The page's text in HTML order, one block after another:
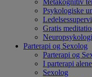
Metakognitiv
Psykologiske
Gratis
Parterapi og Sexolog
Parterapi og
I parterapi alene
Sexolog